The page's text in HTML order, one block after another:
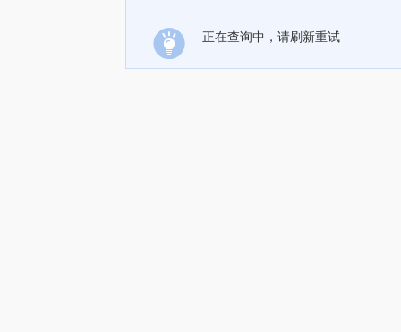
正在查询中，请刷新重试